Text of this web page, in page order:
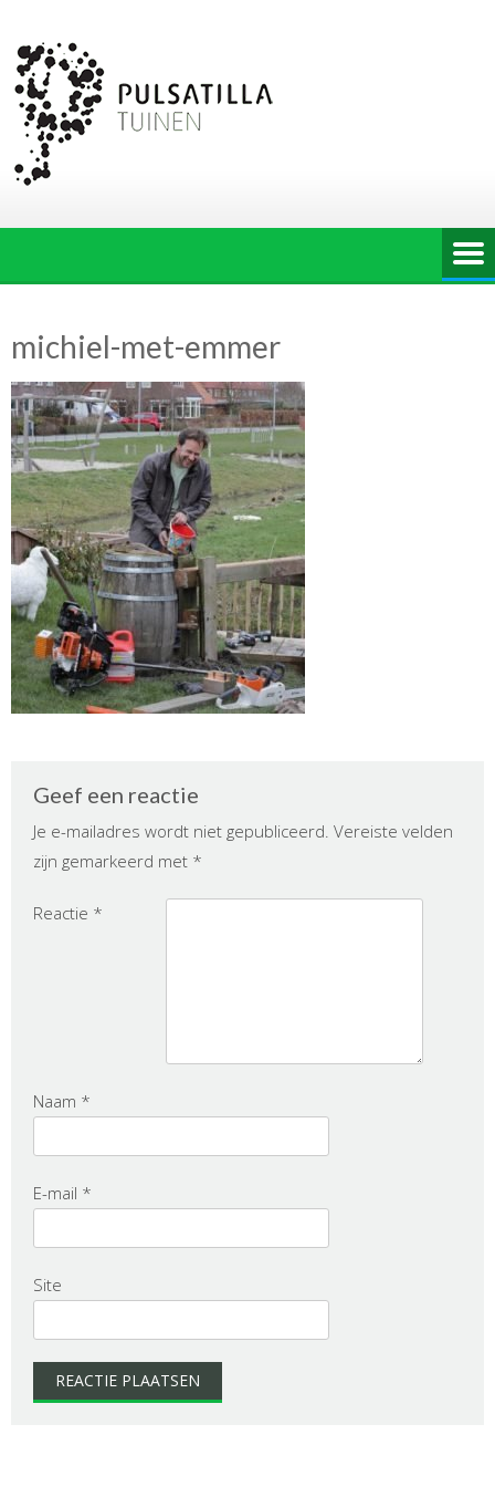
naar
de
inhoud
michiel-met-emmer
Geef een reactie
Je e-mailadres wordt niet gepubliceerd. Vereiste velden
zijn gemarkeerd met *
Reactie *
Naam *
E-mail *
Site